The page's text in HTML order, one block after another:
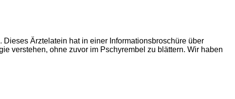
Ärztelatein hat in einer Informationsbroschüre über
verstehen, ohne zuvor im Pschyrembel zu blättern. Wir haben